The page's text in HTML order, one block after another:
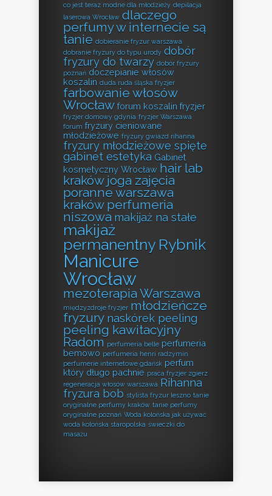
co jest teraz modne dla młodzieży depilacja
laserowa Wrocław dlaczego
perfumy w internecie są
tanie dobieranie fryzur warszawa
dobranie fryzury do typu urody dobór
fryzury do twarzy dobór fryzury
poznań doczepianie włosów
koszalin duda ruda śląska fryzjer
farbowanie włosów
Wrocław forum koszalin fryzjer
fryzjer domowy gdynia fryzjer Warszawa
forum fryzury cieniowane
młodzieżowe fryzury gwiazd rihanna
fryzury młodzieżowe spięte
gabinet estetyka Gabinet
kosmetyczny Wrocław hair lab
kraków joga zajęcia
poranne warszawa
kraków perfumeria
niszowa makijaż na stałe
makijaż
permanentny Rybnik
Manicure
Wrocław
mezoterapia Warszawa
międzyzdroje fryzjer młodzieńcze
fryzury naskórek peeling
peeling kawitacyjny
Radom perfumeria belle perfumeria
bemowo perfumeria henri radzymin
perfumerie internetowe gdańsk perfum
który długo pachnie praca fryzjer zgierz
regeneracja włosów warszawa Rihanna
fryzura bob stylista fryzur leszno tanie
oryginalne perfumy kraków tanie perfumy
oryginalne poznań Woda kolońska jak używać
woda kolońska staropolska świeczki do
masażu